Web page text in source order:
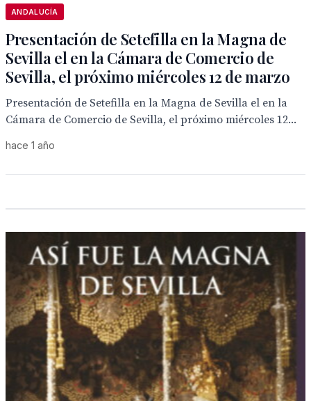
ANDALUCÍA
Presentación de Setefilla en la Magna de
Sevilla el en la Cámara de Comercio de
Sevilla, el próximo miércoles 12 de marzo
Presentación de Setefilla en la Magna de Sevilla el en la
Cámara de Comercio de Sevilla, el próximo miércoles 12...
hace 1 año